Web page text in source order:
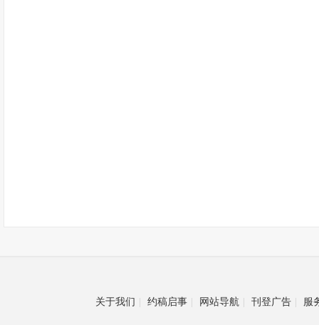
关于我们 约稿启事 网站导航 刊登广告 服